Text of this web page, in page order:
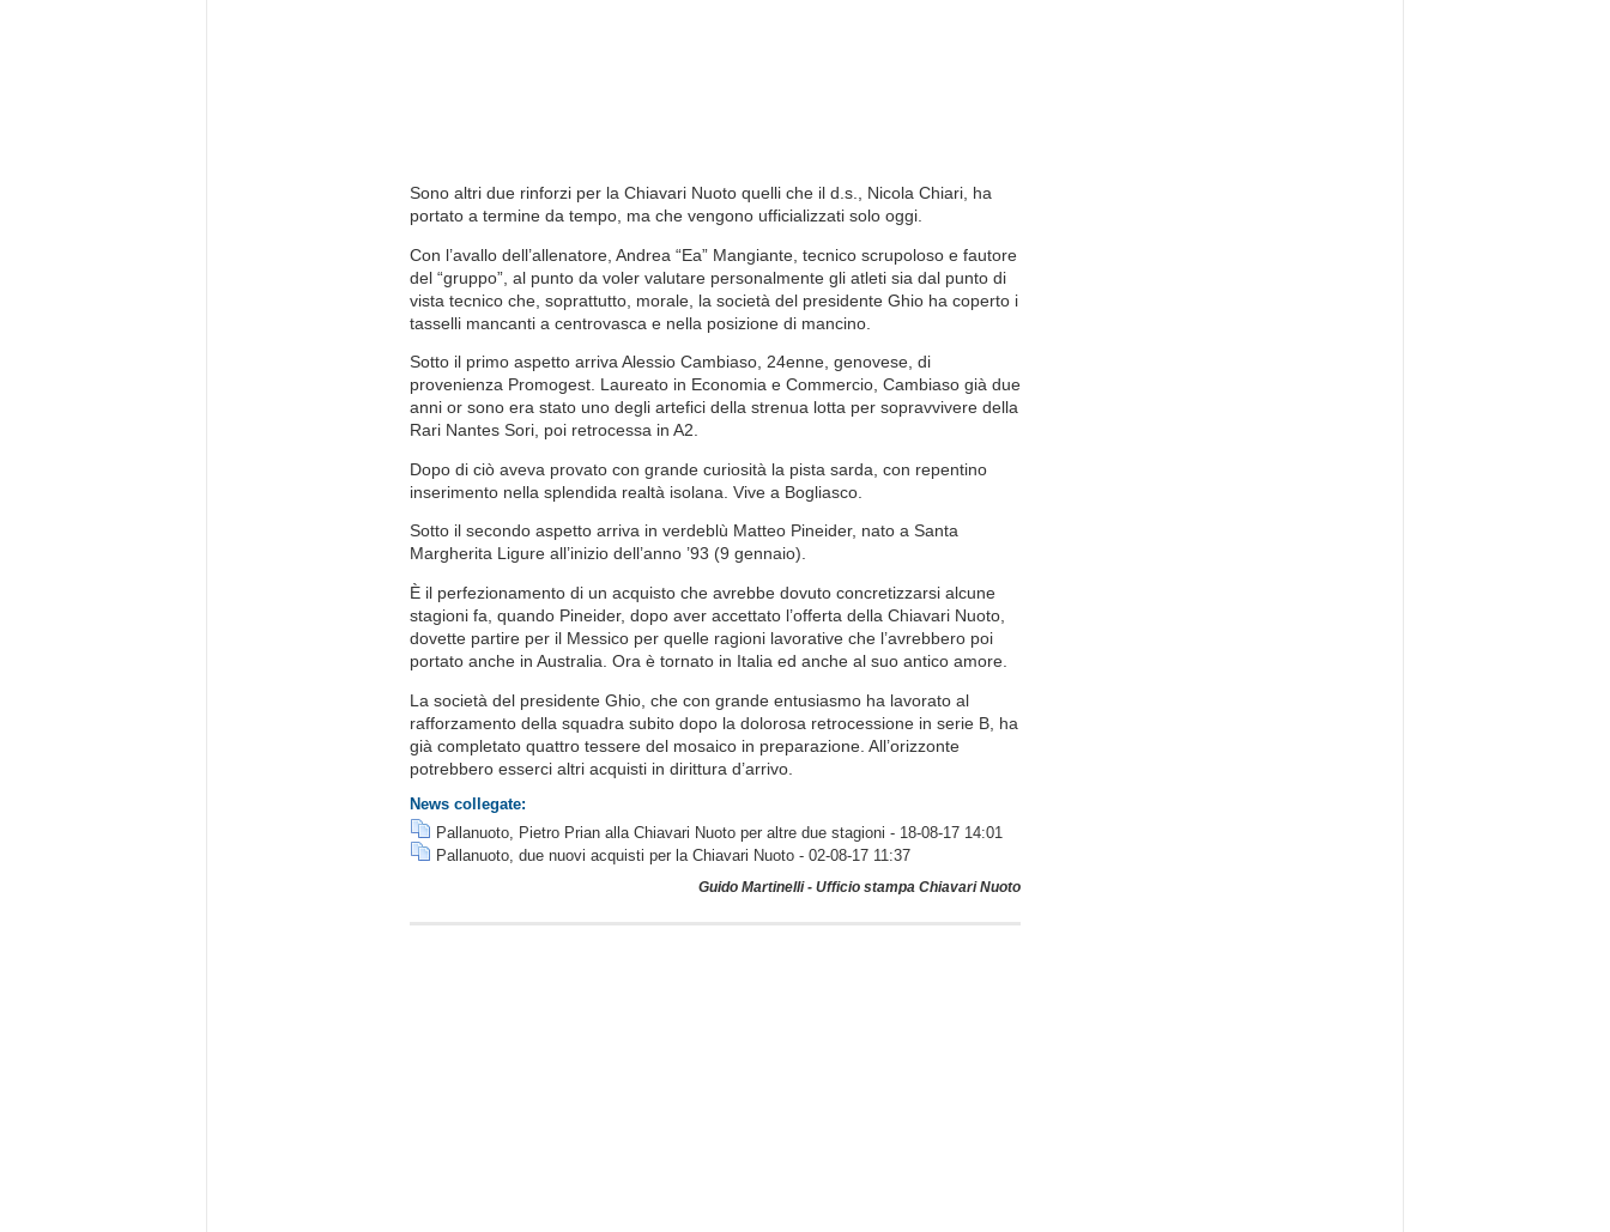
Sono altri due rinforzi per la Chiavari Nuoto quelli che il d.s., Nicola Chiari, ha
portato a termine da tempo, ma che vengono ufficializzati solo oggi.
Con l’avallo dell’allenatore, Andrea “Ea” Mangiante, tecnico scrupoloso e fautore
del “gruppo”, al punto da voler valutare personalmente gli atleti sia dal punto di
vista tecnico che, soprattutto, morale, la società del presidente Ghio ha coperto i
tasselli mancanti a centrovasca e nella posizione di mancino.
Sotto il primo aspetto arriva Alessio Cambiaso, 24enne, genovese, di
provenienza Promogest. Laureato in Economia e Commercio, Cambiaso già due
anni or sono era stato uno degli artefici della strenua lotta per sopravvivere della
Rari Nantes Sori, poi retrocessa in A2.
Dopo di ciò aveva provato con grande curiosità la pista sarda, con repentino
inserimento nella splendida realtà isolana. Vive a Bogliasco.
Sotto il secondo aspetto arriva in verdeblù Matteo Pineider, nato a Santa
Margherita Ligure all’inizio dell’anno ’93 (9 gennaio).
È il perfezionamento di un acquisto che avrebbe dovuto concretizzarsi alcune
stagioni fa, quando Pineider, dopo aver accettato l’offerta della Chiavari Nuoto,
dovette partire per il Messico per quelle ragioni lavorative che l’avrebbero poi
portato anche in Australia. Ora è tornato in Italia ed anche al suo antico amore.
La società del presidente Ghio, che con grande entusiasmo ha lavorato al
rafforzamento della squadra subito dopo la dolorosa retrocessione in serie B, ha
già completato quattro tessere del mosaico in preparazione. All’orizzonte
potrebbero esserci altri acquisti in dirittura d’arrivo.
News collegate:
Pallanuoto, Pietro Prian alla Chiavari Nuoto per altre due stagioni - 18-08-17 14:01
Pallanuoto, due nuovi acquisti per la Chiavari Nuoto - 02-08-17 11:37
Guido Martinelli - Ufficio stampa Chiavari Nuoto